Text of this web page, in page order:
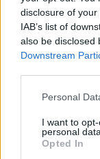
disclosure of
IAB’s list of
also be disclosed
Downstream
Please note that
not limited to
grant or deny
use your data for
Personal
I want to
personal data.
Opted In
már csökkent.